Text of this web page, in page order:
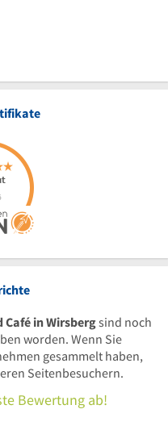
in Wirsbergsind noch
worden. Wenn Sie
gesammelt haben,
Seitenbesuchern.
Bewertung ab!